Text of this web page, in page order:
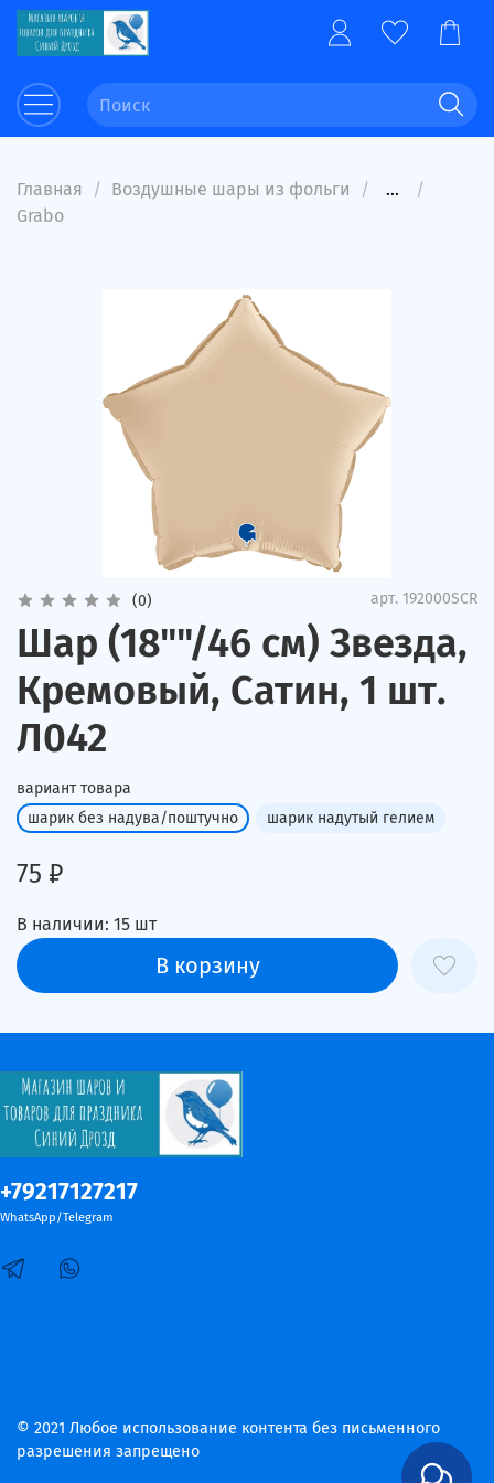
Главная Воздушные шары из фольги
...
Grabo
(0) арт. 192000SCR
Шар (18""/46 см) Звезда,
Кремовый, Сатин, 1 шт.
Л042
вариант товара
шарик без надува/поштучно
шарик надутый гелием
75 ₽
В наличии: 15 шт
В корзину
+79217127217
WhatsApp/Telegram
© 2021 Любое использование контента без письменного
разрешения запрещено